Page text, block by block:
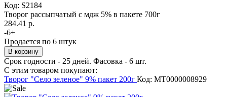
Код: S2184
Творог рассыпчатый с мдж 5% в пакете 700г
284.41 р.
-6+
Продается по 6 штук
Срок годности - 25 дней. Фасовка - 6 шт.
С этим товаром покупают:
Творог "Село зеленое" 9% пакет 200г Код: MT0000008929